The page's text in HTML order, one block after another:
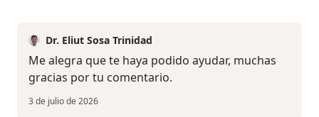
Dr. Eliut Sosa Trinidad
Me alegra que te haya podido ayudar, muchas
gracias por tu comentario.
3 de julio de 2026